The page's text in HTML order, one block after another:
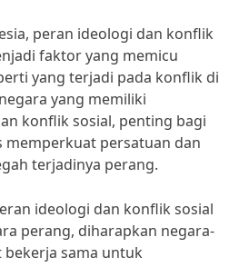
peran ideologi dan konflik
faktor yang memicu
yang terjadi pada konflik di
yang memiliki
konflik sosial, penting bagi
persatuan dan
terjadinya perang.
ideologi dan konflik sosial
perang, diharapkan negara-
sama untuk